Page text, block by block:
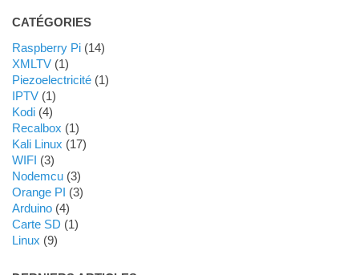
CATÉGORIES
Raspberry Pi(14)
XMLTV(1)
Piezoelectricité(1)
IPTV(1)
Kodi(4)
Recalbox (1)
Kali Linux (17)
WIFI (3)
Nodemcu(3)
Orange PI (3)
Arduino(4)
Carte SD (1)
Linux (9)